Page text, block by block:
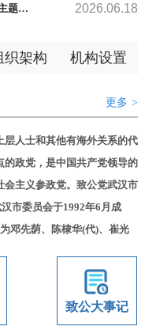
市委会举办“参政为公，实干为民”主题教育读书会 2026.06.18
织架构 机构设置
更多 >
人士和其他有海外关系的代
政党，是中国共产党领导的
会主义参政党。致公党武汉市
市委员会于1992年6月成
邓先荫、陈棣华(代)、崔光
致公大事记